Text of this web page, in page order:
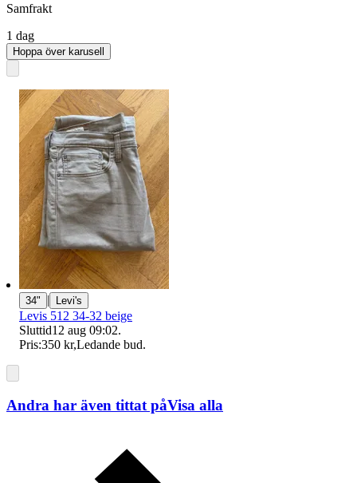
Samfrakt
1 dag
Hoppa över karusell
34" | Levi's
Levis 512 34-32 beige
Sluttid12 aug 09:02.
Pris:350 kr,Ledande bud.
Andra har även tittat påVisa alla